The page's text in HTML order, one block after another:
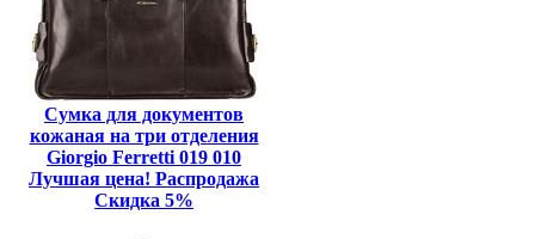
Сумка для документов
кожаная на три отделения
Giorgio Ferretti 019 010
Лучшая цена! Распродажа
Скидка 5%